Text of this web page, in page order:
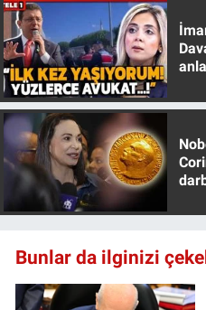
Bunlar da ilginizi